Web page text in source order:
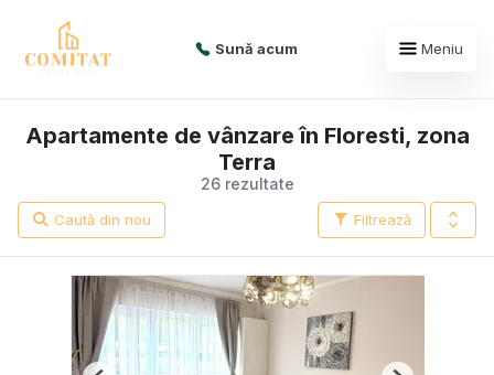
Sună acum Meniu
26 rezultate
Apartamente de vânzare în Floresti, zona
Terra
Filtrează
Caută din nou